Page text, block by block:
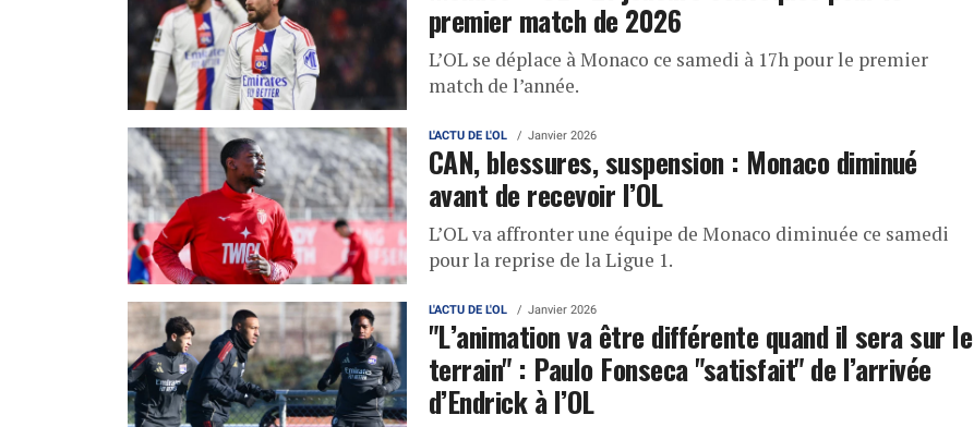
premier match de 2026
L’OL se déplace à Monaco ce samedi à 17h pour le premier
match de l’année.
L'ACTU DE L'OL Janvier 2026
CAN, blessures, suspension : Monaco diminué
avant de recevoir l’OL
L’OL va affronter une équipe de Monaco diminuée ce samedi
pour la reprise de la Ligue 1.
L'ACTU DE L'OL Janvier 2026
"L’animation va être différente quand il sera sur le
terrain" : Paulo Fonseca "satisfait" de l’arrivée
d’Endrick à l’OL